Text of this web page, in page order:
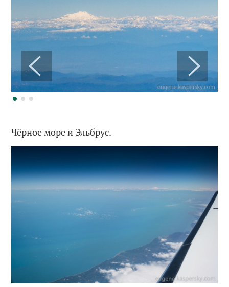
Чёрное море и Эльбрус.